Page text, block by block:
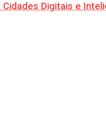
Digitais e